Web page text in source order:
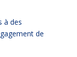
à des
de